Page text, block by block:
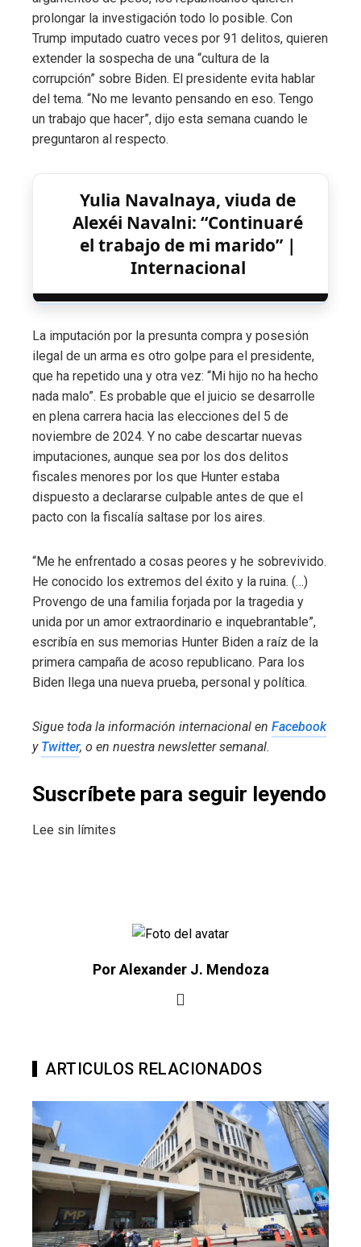
prolongar la investigación todo lo posible. Con
Trump imputado cuatro veces por 91 delitos, quieren
extender la sospecha de una “cultura de la
corrupción” sobre Biden. El presidente evita hablar
del tema. “No me levanto pensando en eso. Tengo
un trabajo que hacer”, dijo esta semana cuando le
preguntaron al respecto.
Yulia Navalnaya, viuda de
Alexéi Navalni: “Continuaré
el trabajo de mi marido” |
Internacional
La imputación por la presunta compra y posesión
ilegal de un arma es otro golpe para el presidente,
que ha repetido una y otra vez: “Mi hijo no ha hecho
nada malo”. Es probable que el juicio se desarrolle
en plena carrera hacia las elecciones del 5 de
noviembre de 2024. Y no cabe descartar nuevas
imputaciones, aunque sea por los dos delitos
fiscales menores por los que Hunter estaba
dispuesto a declararse culpable antes de que el
pacto con la fiscalía saltase por los aires.
“Me he enfrentado a cosas peores y he sobrevivido.
He conocido los extremos del éxito y la ruina. (…)
Provengo de una familia forjada por la tragedia y
unida por un amor extraordinario e inquebrantable”,
escribía en sus memorias Hunter Biden a raíz de la
primera campaña de acoso republicano. Para los
Biden llega una nueva prueba, personal y política.
Sigue toda la información internacional en Facebook
y Twitter, o en nuestra newsletter semanal.
Suscríbete para seguir leyendo
Lee sin límites
Por Alexander J. Mendoza
ARTICULOS RELACIONADOS